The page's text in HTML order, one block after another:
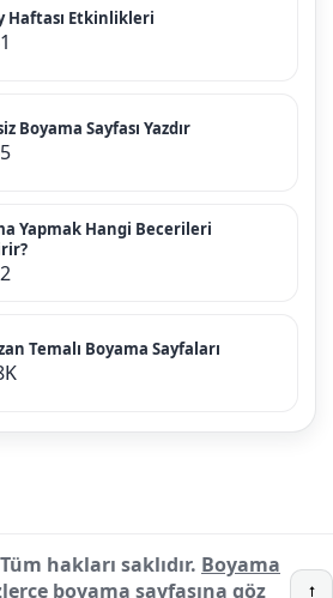
Haftası Etkinlikleri
Boyama Sayfası Yazdır
Yapmak Hangi Becerileri
Temalı Boyama Sayfaları
hakları saklıdır. Boyama
boyama sayfasına göz ↑